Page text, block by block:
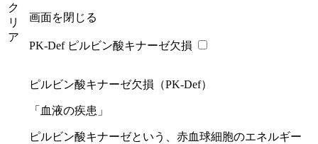
ク
リ
ア
画面を閉じる
PK-Def ピルビン酸キナーゼ欠損
ピルビン酸キナーゼ欠損（PK-Def）
「血液の疾患」
ピルビン酸キナーゼという、赤血球細胞のエネルギー